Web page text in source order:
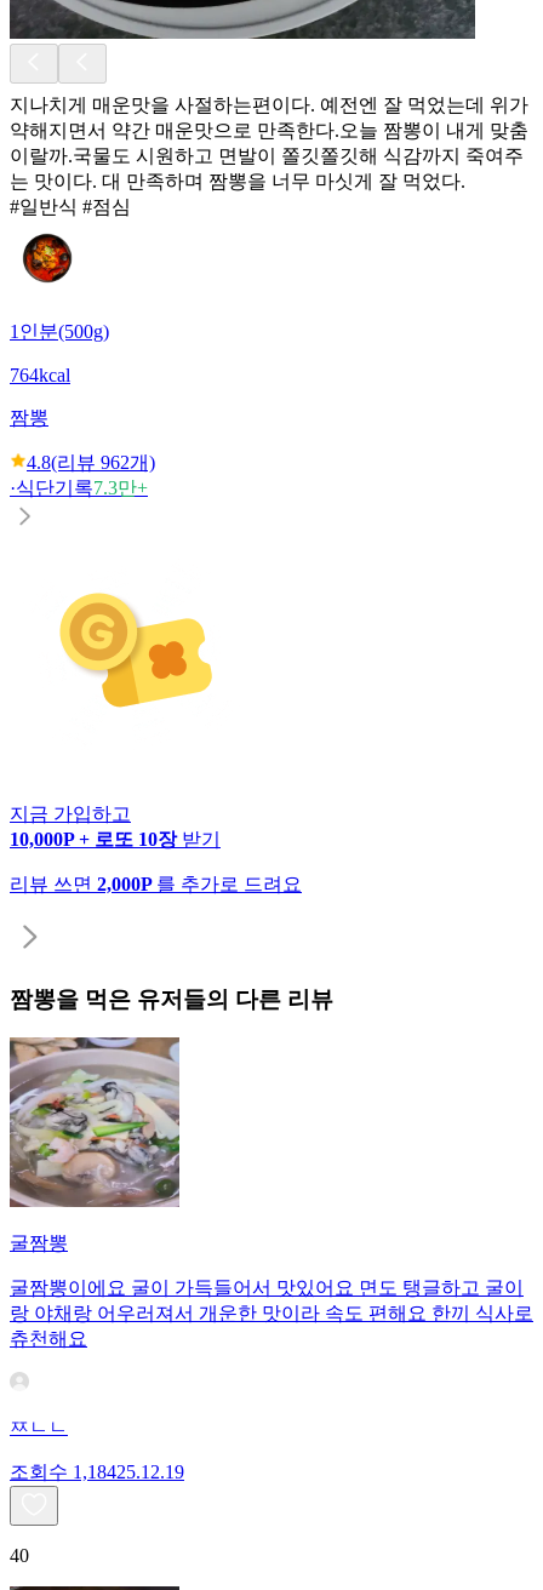
지나치게 매운맛을 사절하는편이다. 예전엔 잘 먹었는데 위가
약해지면서 약간 매운맛으로 만족한다.오늘 짬뽕이 내게 맞춤
이랄까.국물도 시원하고 면발이 쫄깃쫄깃해 식감까지 죽여주
는 맛이다. 대 만족하며 짬뽕을 너무 마싯게 잘 먹었다.
#일반식 #점심
1인분(500g)
764kcal
짬뽕
4.8(리뷰 962개)
·식단기록7.3만+
지금 가입하고
10,000P + 로또 10장 받기
리뷰 쓰면 2,000P 를 추가로 드려요
짬뽕을 먹은 유저들의 다른 리뷰
굴짬뽕
굴짬뽕이에요 굴이 가득들어서 맛있어요 면도 탱글하고 굴이
랑 야채랑 어우러져서 개운한 맛이라 속도 편해요 한끼 식사로
츄천해요
ㅉㄴㄴ
조회수 1,18425.12.19
40